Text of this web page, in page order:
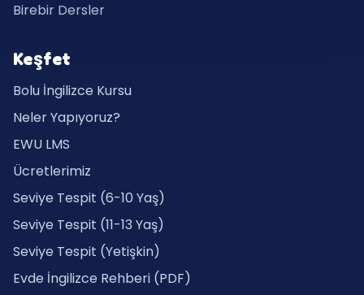
Birebir Dersler
Keşfet
Bolu İngilizce Kursu
Neler Yapıyoruz?
EWU LMS
Ücretlerimiz
Seviye Tespit (6-10 Yaş)
Seviye Tespit (11-13 Yaş)
Seviye Tespit (Yetişkin)
Evde İngilizce Rehberi (PDF)